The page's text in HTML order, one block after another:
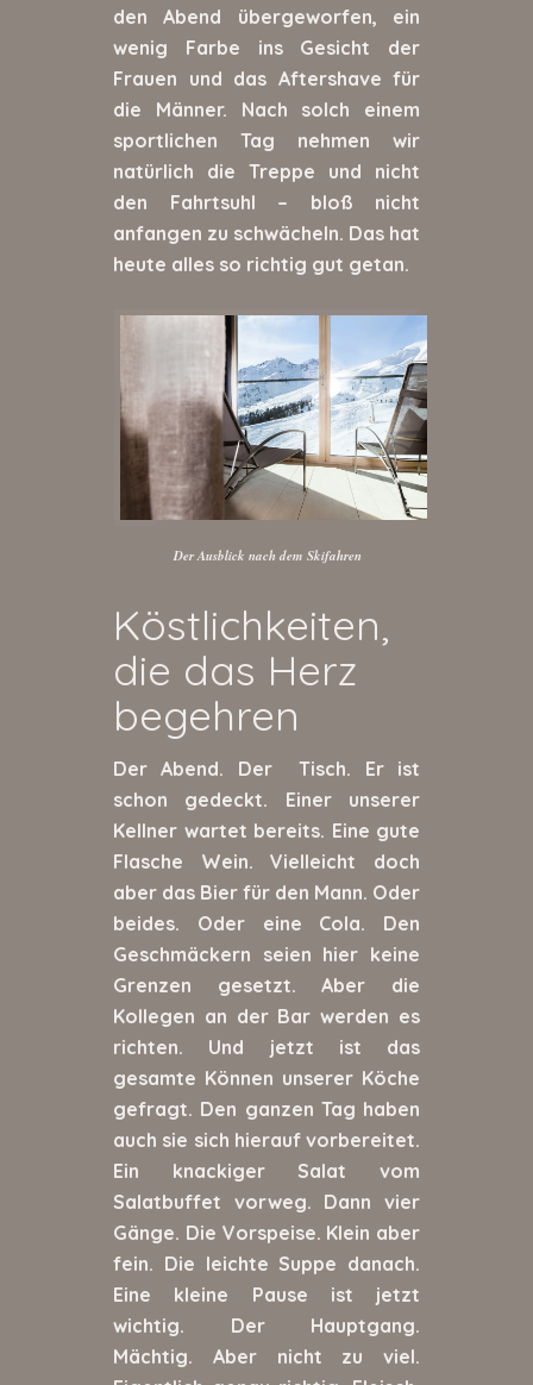
den Abend übergeworfen, ein
wenig Farbe ins Gesicht der
Frauen und das Aftershave für
die Männer. Nach solch einem
sportlichen Tag nehmen wir
natürlich die Treppe und nicht
den Fahrtsuhl – bloß nicht
anfangen zu schwächeln. Das hat
heute alles so richtig gut getan.
Der Ausblick nach dem Skifahren
Köstlichkeiten,
die das Herz
begehren
Der Abend. Der Tisch. Er ist
schon gedeckt. Einer unserer
Kellner wartet bereits. Eine gute
Flasche Wein. Vielleicht doch
aber das Bier für den Mann. Oder
beides. Oder eine Cola. Den
Geschmäckern seien hier keine
Grenzen gesetzt. Aber die
Kollegen an der Bar werden es
richten. Und jetzt ist das
gesamte Können unserer Köche
gefragt. Den ganzen Tag haben
auch sie sich hierauf vorbereitet.
Ein knackiger Salat vom
Salatbuffet vorweg. Dann vier
Gänge. Die Vorspeise. Klein aber
fein. Die leichte Suppe danach.
Eine kleine Pause ist jetzt
wichtig. Der Hauptgang.
Mächtig. Aber nicht zu viel.